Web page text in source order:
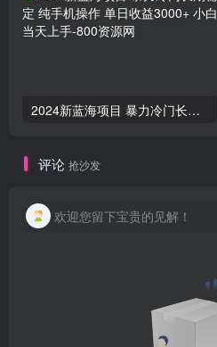
2024新蓝海项目 暴力冷门长期稳定 纯手机操作 单日收益3000+ 小白当天上手
评论 抢沙发
欢迎您留下宝贵的见解！